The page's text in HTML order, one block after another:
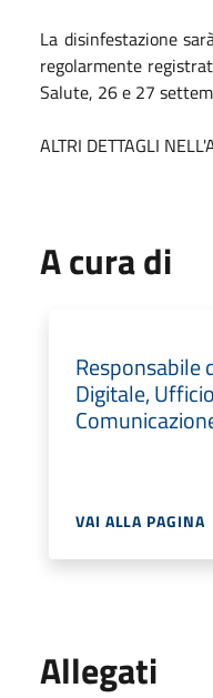
La disinfestazione
regolarmente
Salute, 26 e 27
ALTRI DETTAGLI
A cura di
Responsabile
Digitale,
VAI ALLA PAGINA
Allegati